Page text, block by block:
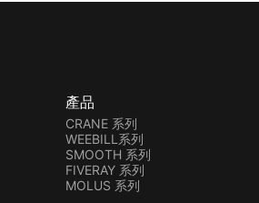
產品
CRANE 系列
WEEBILL系列
SMOOTH 系列
FIVERAY 系列
MOLUS 系列